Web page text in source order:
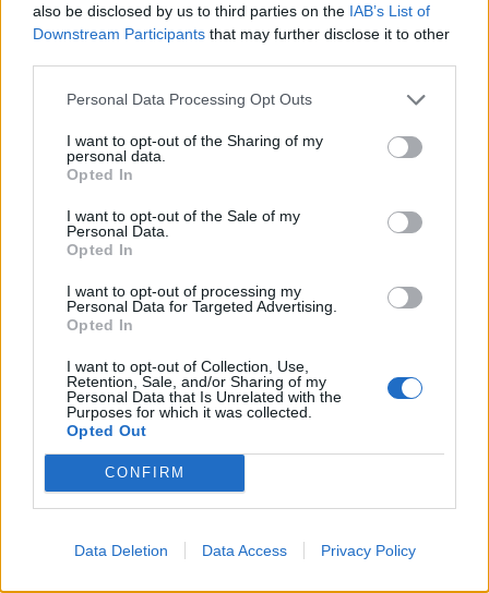
also be disclosed by us to third parties on the IAB’s List of
Downstream Participants that may further disclose it to other
Personal Data Processing Opt Outs
I want to opt-out of the Sharing of my
personal data.
Opted In
I want to opt-out of the Sale of my
Personal Data.
Opted In
I want to opt-out of processing my
Personal Data for Targeted Advertising.
Opted In
I want to opt-out of Collection, Use,
Retention, Sale, and/or Sharing of my
Personal Data that Is Unrelated with the
Purposes for which it was collected.
Opted Out
CONFIRM
Data Deletion Data Access Privacy Policy
Possono candidarsi al Premio le startup innovativecostituite dopo il
una Start Cup regionale della rete PNICube; startup che hanno
ma che hanno successivamente raggiunto significativi risultati di
mercato; startup che hanno beneficiato di servizi offerti da incubatori
Le candidature vanno inviate via email all’indirizzo
IMSA 2025”e allegando ilform di partecipazione che potete trovare
. Il termine ultimo per la presentazione è, appunto, il 9 luglio alle